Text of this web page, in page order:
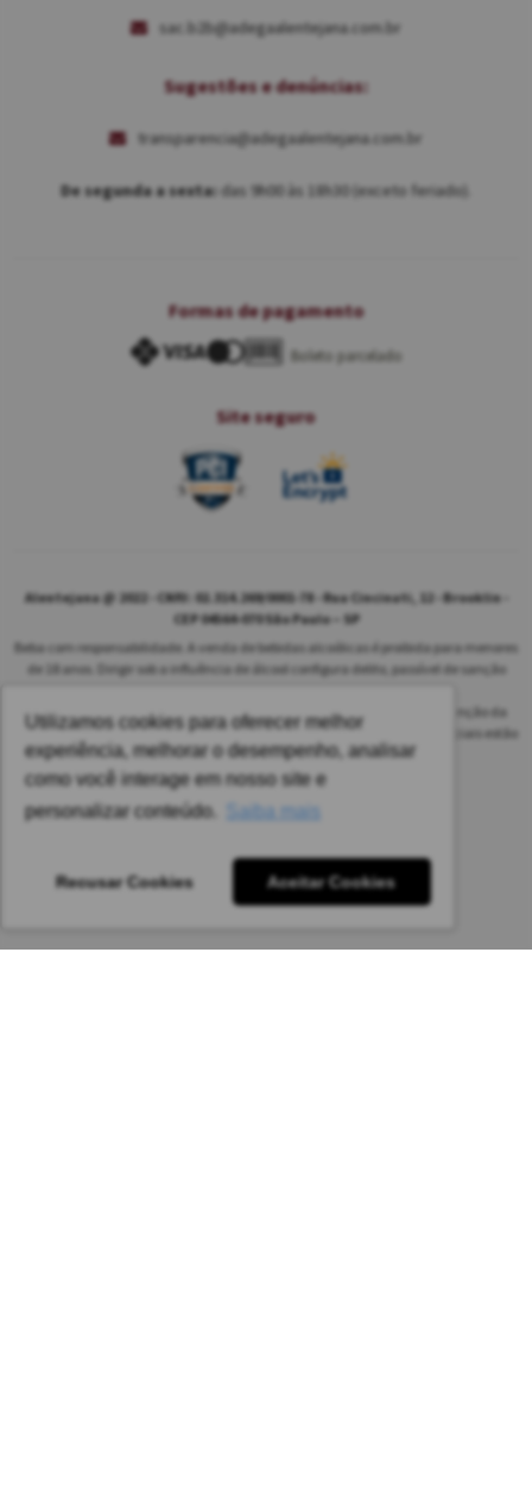
Utilizamos cookies para oferecer melhor
experiência, melhorar o desempenho, analisar
como você interage em nosso site e
personalizar conteúdo.
Saiba mais
Recusar Cookies Aceitar Cookies
sac.b2b@adegaalentejana.com.br
Sugestões e denúncias:
transparencia@adegaalentejana.com.br
De segunda a sexta: das 9h00 às 18h30 (exceto feriado).
Formas de pagamento
Boleto parcelado
Site seguro
Alentejana @ 2022 - CNPJ: 02.314.269/0001-78 - Rua Cincinati, 12 - Brooklin -
CEP 04564-070 São Paulo – SP
Beba com responsabilidade. A venda de bebidas alcoólicas é proibida para menores
de 18 anos. Dirigir sob a influência de álcool configura delito, passível de sanção
As safras dos vinhos poderão ser diferentes das informadas no site em função da
disponibilidade do nosso estoque. Alteração de preços e condições comerciais estão
sujeitas a alteração sem aviso prévio.
Pedido mínimo: R$ 1.650,00 para todas as regiões.
Imagens meramente ilustrativas.